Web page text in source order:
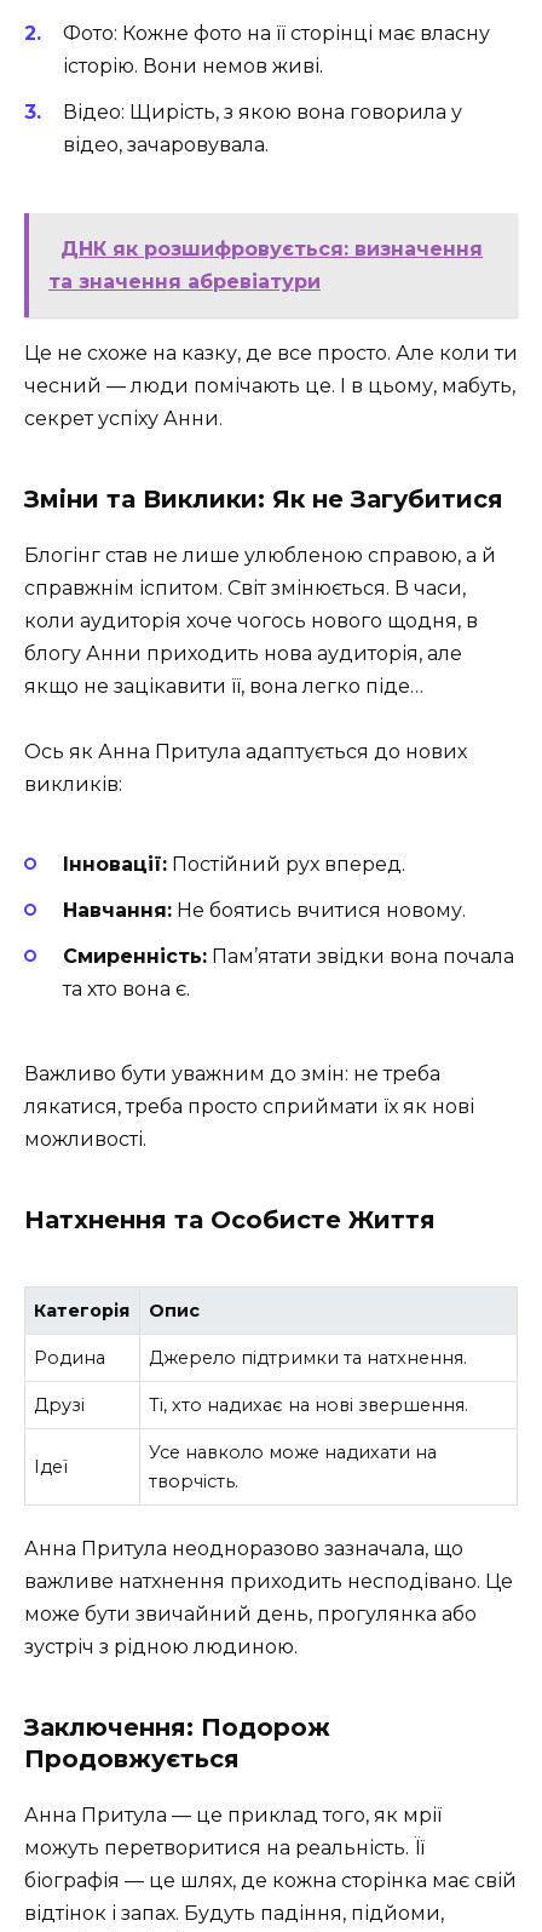
Фото: Кожне фото на її сторінці має власну
історію. Вони немов живі.
Відео: Щирість, з якою вона говорила у
відео, зачаровувала.
ДНК як розшифровується: визначення
та значення абревіатури
Це не схоже на казку, де все просто. Але коли ти
чесний — люди помічають це. І в цьому, мабуть,
секрет успіху Анни.
Зміни та Виклики: Як не Загубитися
Блогінг став не лише улюбленою справою, а й
справжнім іспитом. Світ змінюється. В часи,
коли аудиторія хоче чогось нового щодня, в
блогу Анни приходить нова аудиторія, але
якщо не зацікавити її, вона легко піде…
Ось як Анна Притула адаптується до нових
викликів:
Інновації: Постійний рух вперед.
Навчання: Не боятись вчитися новому.
Смиренність: Пам’ятати звідки вона почала
та хто вона є.
Важливо бути уважним до змін: не треба
лякатися, треба просто сприймати їх як нові
можливості.
Натхнення та Особисте Життя
Категорія Опис
Родина Джерело підтримки та натхнення.
Друзі Ті, хто надихає на нові звершення.
Ідеї
Усе навколо може надихати на
творчість.
Анна Притула неодноразово зазначала, що
важливе натхнення приходить несподівано. Це
може бути звичайний день, прогулянка або
зустріч з рідною людиною.
Заключення: Подорож
Продовжується
Анна Притула — це приклад того, як мрії
можуть перетворитися на реальність. Її
біографія — це шлях, де кожна сторінка має свій
відтінок і запах. Будуть падіння, підйоми,